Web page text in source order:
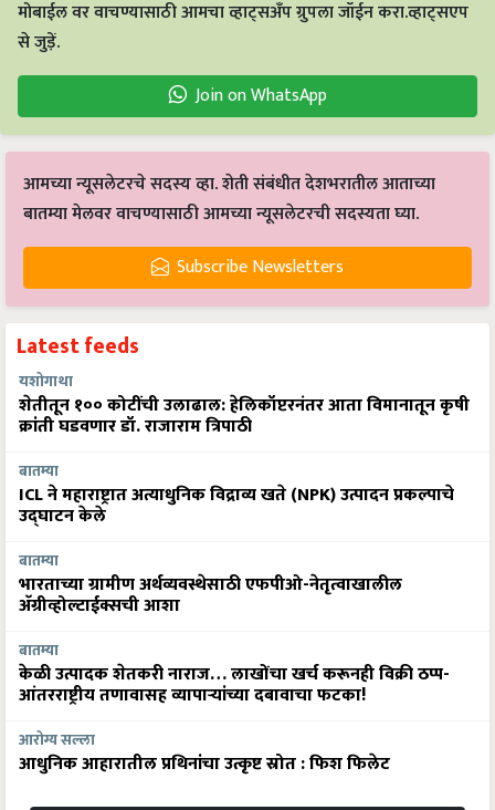
मोबाईल वर वाचण्यासाठी आमचा व्हाट्सअँप ग्रुपला जॉईन करा.व्हाट्सएप
से जुड़ें.
Join on WhatsApp
आमच्या न्यूसलेटरचे सदस्य व्हा. शेती संबंधीत देशभरातील आताच्या
बातम्या मेलवर वाचण्यासाठी आमच्या न्यूसलेटरची सदस्यता घ्या.
Subscribe Newsletters
Latest feeds
यशोगाथा
शेतीतून १०० कोटींची उलाढाल: हेलिकॉप्टरनंतर आता विमानातून कृषी
क्रांती घडवणार डॉ. राजाराम त्रिपाठी
बातम्या
ICL ने महाराष्ट्रात अत्याधुनिक विद्राव्य खते (NPK) उत्पादन प्रकल्पाचे
उद्घाटन केले
बातम्या
भारताच्या ग्रामीण अर्थव्यवस्थेसाठी एफपीओ-नेतृत्वाखालील
अ‍ॅग्रीव्होल्टाईक्सची आशा
बातम्या
केळी उत्पादक शेतकरी नाराज… लाखोंचा खर्च करूनही विक्री ठप्प-
आंतरराष्ट्रीय तणावासह व्यापाऱ्यांच्या दबावाचा फटका!
आरोग्य सल्ला
आधुनिक आहारातील प्रथिनांचा उत्कृष्ट स्रोत : फिश फिलेट